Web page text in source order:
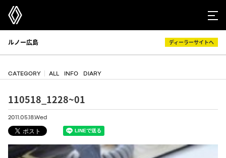
ルノー広島 ディーラーサイトへ
CATEGORY ALL INFO DIARY
110518_1228~01
2011.05.18.Wed